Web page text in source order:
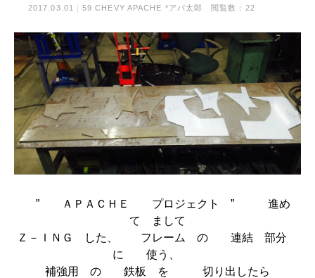
2017.03.01 59 CHEVY APACHE *アパ太郎 閲覧数：22
” ＡＰＡＣＨＥ プロジェクト ” 進め
て まして
Ｚ－ＩＮＧ した、 フレーム の 連結 部分
に 使う、
補強用 の 鉄板 を 切り出したら